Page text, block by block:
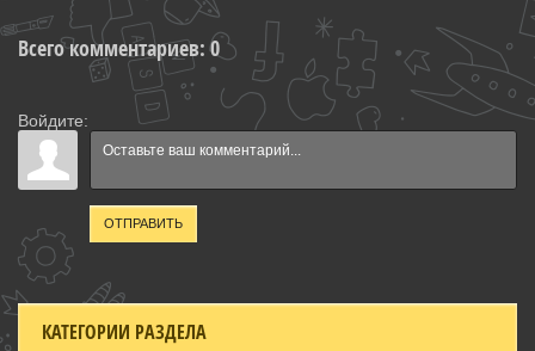
Всего комментариев:0
Войдите:
ОТПРАВИТЬ
КАТЕГОРИИ РАЗДЕЛА